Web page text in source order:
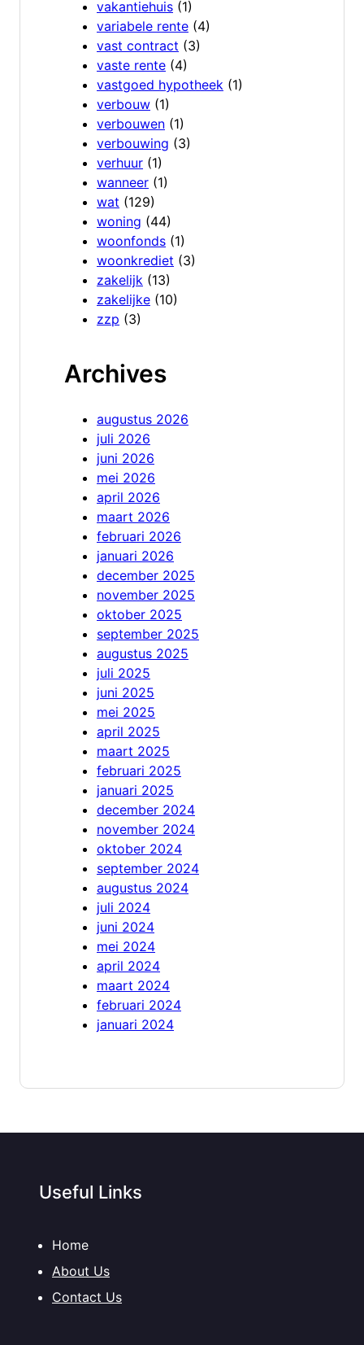
vakantiehuis (1)
variabele rente (4)
vast contract (3)
vaste rente (4)
vastgoed hypotheek (1)
verbouw (1)
verbouwen (1)
verbouwing (3)
verhuur (1)
wanneer (1)
wat (129)
woning (44)
woonfonds (1)
woonkrediet (3)
zakelijk (13)
zakelijke (10)
zzp (3)
Archives
augustus 2026
juli 2026
juni 2026
mei 2026
april 2026
maart 2026
februari 2026
januari 2026
december 2025
november 2025
oktober 2025
september 2025
augustus 2025
juli 2025
juni 2025
mei 2025
april 2025
maart 2025
februari 2025
januari 2025
december 2024
november 2024
oktober 2024
september 2024
augustus 2024
juli 2024
juni 2024
mei 2024
april 2024
maart 2024
februari 2024
januari 2024
Useful Links
Home
About Us
Contact Us